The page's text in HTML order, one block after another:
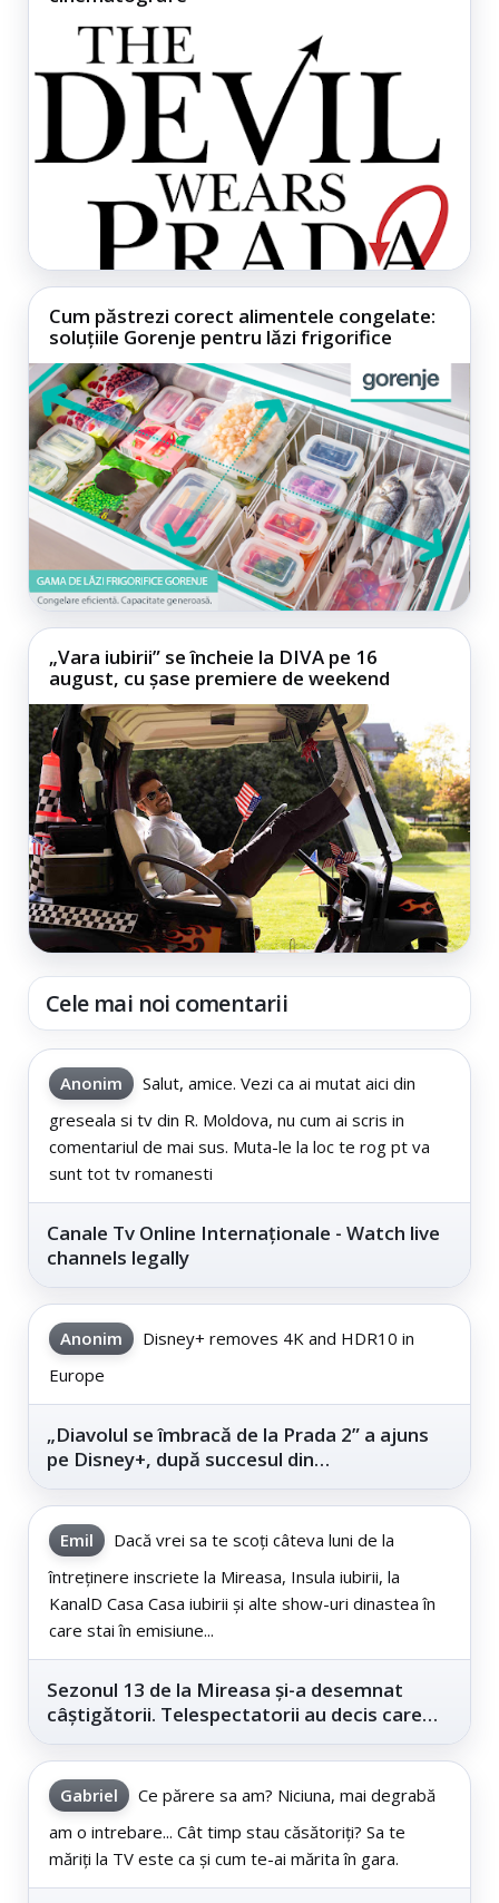
Cum păstrezi corect alimentele congelate:
soluțiile Gorenje pentru lăzi frigorifice
„Vara iubirii” se încheie la DIVA pe 16
august, cu șase premiere de weekend
Cele mai noi comentarii
Anonim
Salut, amice. Vezi ca ai mutat aici din
greseala si tv din R. Moldova, nu cum ai scris in
comentariul de mai sus. Muta-le la loc te rog pt va
sunt tot tv romanesti
Canale Tv Online Internaționale - Watch live
channels legally
Anonim
Disney+ removes 4K and HDR10 in
Europe
„Diavolul se îmbracă de la Prada 2” a ajuns
pe Disney+, după succesul din
Emil
Dacă vrei sa te scoți câteva luni de la
întreținere inscriete la Mireasa, Insula iubirii, la
KanalD Casa Casa iubirii și alte show-uri dinastea în
care stai în emisiune...
Sezonul 13 de la Mireasa și-a desemnat
câștigătorii. Telespectatorii au decis care
Gabriel
Ce părere sa am? Niciuna, mai degrabă
am o intrebare... Cât timp stau căsătoriți? Sa te
măriți la TV este ca și cum te-ai mărita în gara.